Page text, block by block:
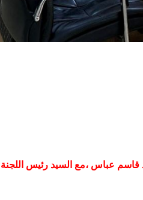
عباس ،مع السيد رئيس اللجنة